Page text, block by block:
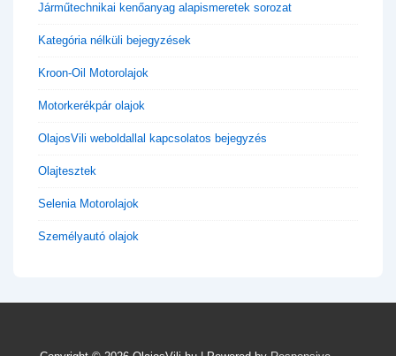
Járműtechnikai kenőanyag alapismeretek sorozat
Kategória nélküli bejegyzések
Kroon-Oil Motorolajok
Motorkerékpár olajok
OlajosVili weboldallal kapcsolatos bejegyzés
Olajtesztek
Selenia Motorolajok
Személyautó olajok